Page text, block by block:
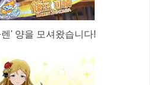
' 양을 모셔왔습니다!